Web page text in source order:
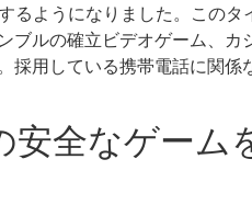
ようになりました。このタ
ブルの確立ビデオゲーム、カ
採用している携帯電話に関係
全なゲーム